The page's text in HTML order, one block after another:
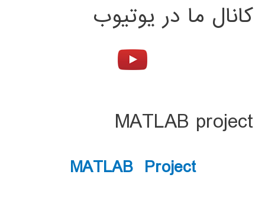
کانال ما در یوتیوب
MATLAB project
MATLAB Project